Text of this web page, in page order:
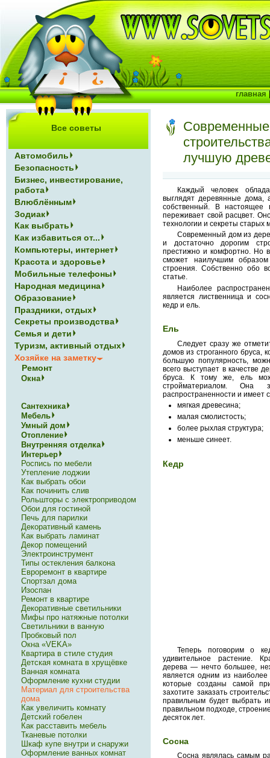
лучшую
Каждый человек
выглядят деревянные дома,
собственный. В настоящее
переживает свой расцвет.
технологии и секреты старых
Современный дом из
и достаточно дорогим
престижно и комфортно. Но
сможет наилучшим
строения. Собственно обо
статье.
Наиболее
является лиственница и
кедр и ель.
Ель
Следует сразу же
домов из строганного бруса,
большую популярность,
всего выступает в качестве
бруса. К тому же, ель
стройматериалом.
распространенности и имеет
мягкая древесина;
малая смолистость;
более рыхлая структура;
меньше синеет.
Кедр
Теперь поговорим о
удивительное растение.
дерева — нечто большее,
является одним из
которые созданы самой
захотите заказать
правильным будет выбрать
правильном подходе,
десяток лет.
Сосна
Сосна являлась самым
Все советы
Автомобиль
Безопасность
Бизнес, инвестирование,
работа
Влюблённым
Зодиак
Как выбрать
Как избавиться от...
Компьютеры, интернет
Красота и здоровье
Мобильные телефоны
Народная медицина
Образование
Праздники, отдых
Секреты производства
Семья и дети
Туризм, активный отдых
Хозяйке на заметку
Ремонт
Окна
Сантехника
Мебель
Умный дом
Отопление
Внутренняя отделка
Интерьер
Роспись по мебели
Утепление лоджии
Как выбрать обои
Как починить слив
Рольшторы с электроприводом
Обои для гостиной
Печь для парилки
Декоративный камень
Как выбрать ламинат
Декор помещений
Электроинструмент
Типы остекления балкона
Евроремонт в квартире
Спортзал дома
Изоспан
Ремонт в квартире
Декоративные светильники
Мифы про натяжные потолки
Светильники в ванную
Пробковый пол
Окна «VEKA»
Квартира в стиле студия
Детская комната в хрущёвке
Ванная комната
Оформление кухни студии
Материал для строительства
дома
Как увеличить комнату
Детский гобелен
Как расставить мебель
Тканевые потолки
Шкаф купе внутри и снаружи
Оформление ванных комнат
главная